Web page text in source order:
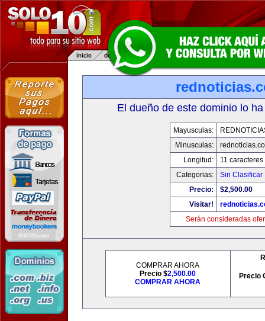
El dueño de este dominio lo
Mayusculas:
Minusculas:
Longitud:
11 caracteres
Categorias:
Sin Clasificar
Precio:
$2,500.00
Visitar!
Serán consideradas
COMPRAR AHORA
Precio $2,500.00
COMPRAR AHORA
Precio